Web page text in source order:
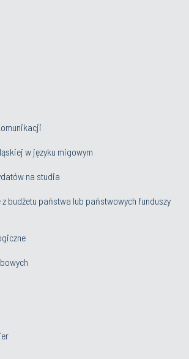
w języku migowym
na studia
budżetu państwa lub państwowych funduszy